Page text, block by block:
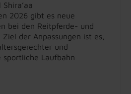
2026 gibt es neue
bei den Reitpferde- und
der Anpassungen ist es,
und
sportliche Laufbahn